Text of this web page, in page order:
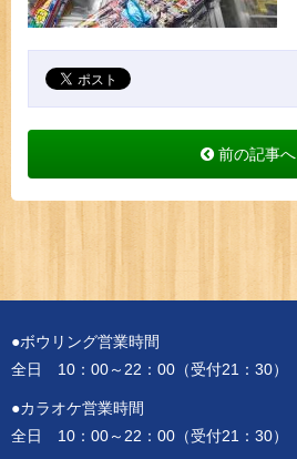
前の記事へ
●ボウリング営業時間
全日 10：00～22：00（受付21：30）
●カラオケ営業時間
全日 10：00～22：00（受付21：30）